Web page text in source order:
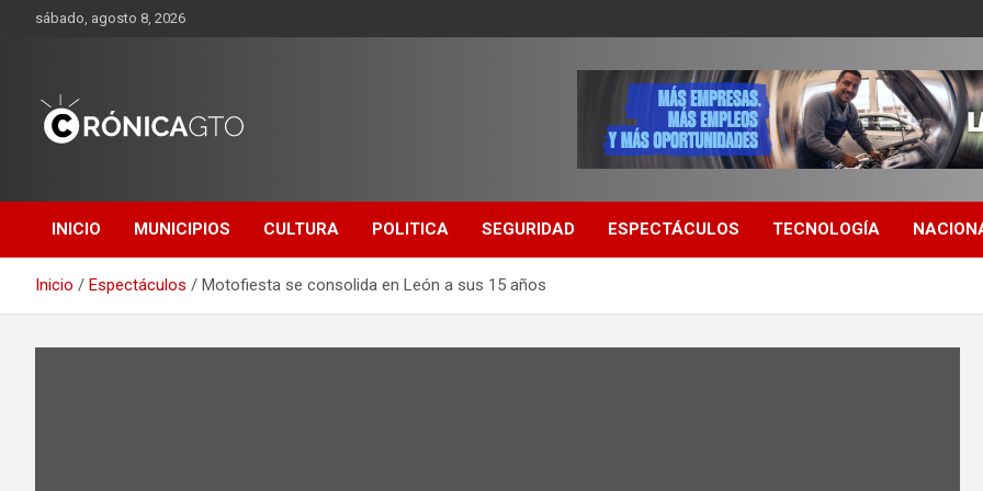
sábado, agosto 8, 2026
GUANAJUATO
INICIO MUNICIPIOS CULTURA POLITICA SEGURIDAD ESPECTÁCULOS TECNOLOGÍA
Inicio Espectáculos Motofiesta se consolida en León a sus 15 años